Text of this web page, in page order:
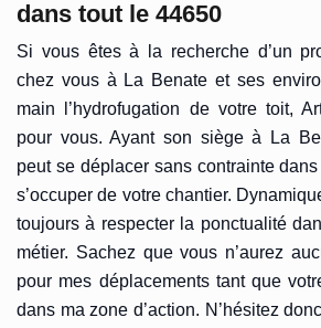
dans tout le 44650
Si vous êtes à la recherche d’un
chez vous à La Benate et ses
main l’hydrofugation de votre toit,
pour vous. Ayant son siège à La
peut se déplacer sans contrainte
s’occuper de votre chantier.
toujours à respecter la ponctualité
métier. Sachez que vous n’aurez
pour mes déplacements tant que
dans ma zone d’action. N’hésitez